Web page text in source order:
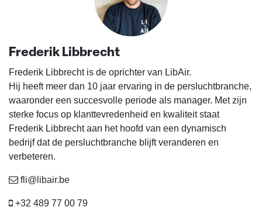
Frederik Libbrecht
Frederik Libbrecht is de oprichter van LibAir.
Hij heeft meer dan 10 jaar ervaring in de persluchtbranche,
waaronder een succesvolle periode als manager. Met zijn
sterke focus op klanttevredenheid en kwaliteit staat
Frederik Libbrecht aan het hoofd van een dynamisch
bedrijf dat de persluchtbranche blijft veranderen en
verbeteren.
fli@libair.be
+32 489 77 00 79